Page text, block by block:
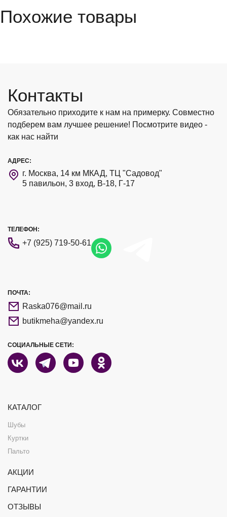
Похожие товары
Контакты
Обязательно приходите к нам на примерку. Совместно
подберем вам лучшее решение! Посмотрите видео -
как нас найти
АДРЕС:
г. Москва, 14 км МКАД, ТЦ "Садовод"
5 павильон, 3 вход, В-18, Г-17
ТЕЛЕФОН:
+7 (925) 719-50-61
ПОЧТА:
Raska076@mail.ru
butikmeha@yandex.ru
СОЦИАЛЬНЫЕ СЕТИ:
КАТАЛОГ
Шубы
Куртки
Пальто
АКЦИИ
ГАРАНТИИ
ОТЗЫВЫ